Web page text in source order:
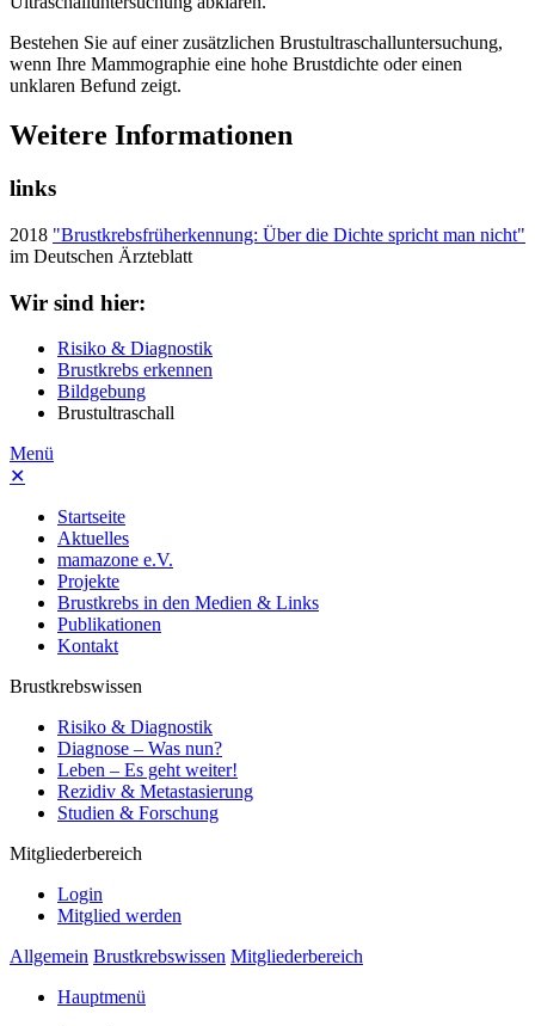
Bestehen Sie auf einer zusätzlichen Brustultraschalluntersuchung,
wenn Ihre Mammographie eine hohe Brustdichte oder einen
unklaren Befund zeigt.
Weitere Informationen
links
2018 "Brustkrebsfrüherkennung: Über die Dichte spricht man nicht"
im Deutschen Ärzteblatt
Wir sind hier:
Risiko & Diagnostik
Brustkrebs erkennen
Bildgebung
Brustultraschall
Menü
✕
Startseite
Aktuelles
mamazone e.V.
Projekte
Brustkrebs in den Medien & Links
Publikationen
Kontakt
Brustkrebswissen
Risiko & Diagnostik
Diagnose – Was nun?
Leben – Es geht weiter!
Rezidiv & Metastasierung
Studien & Forschung
Mitgliederbereich
Login
Mitglied werden
Allgemein Brustkrebswissen Mitgliederbereich
Hauptmenü